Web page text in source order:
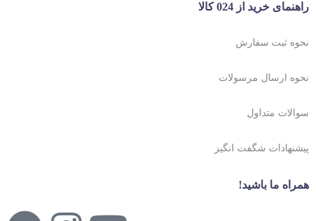
راهنمای خرید از 024 کالا
نحوه ثبت سفارش
نحوه ارسال مرسولات
سوالات متداول
پیشنهادات شگفت انگیز
همراه ما باشید!